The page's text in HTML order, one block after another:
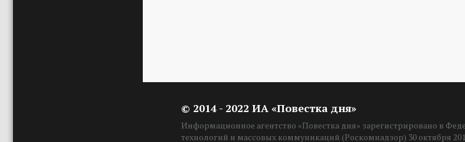
© 2014 - 2022 ИА «Повестка дня»
Информационное агентство «Повестка дня» зарегистрировано в
технологий и массовых коммуникаций (Роскомнадзор) 30 октября